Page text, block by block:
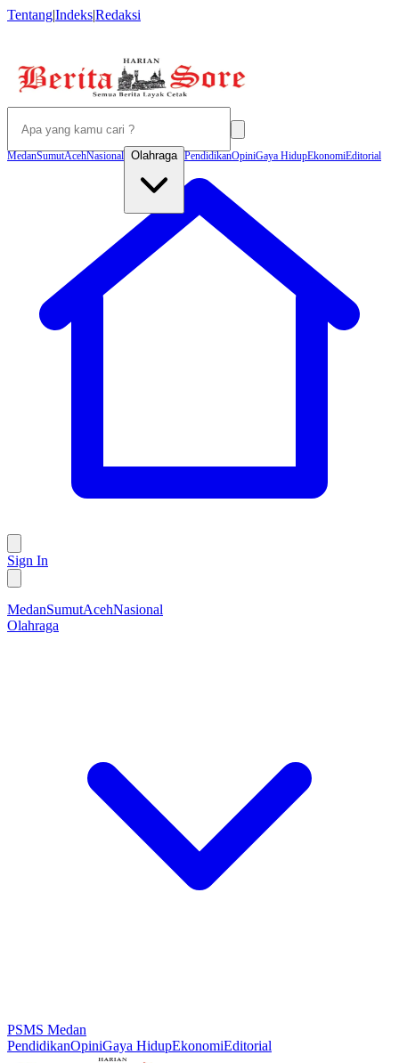
Tentang|Indeks|Redaksi
MedanSumutAcehNasional Olahraga PendidikanOpiniGaya HidupEkonomiEditorial
Sign In
MedanSumutAcehNasional
Olahraga
PSMS Medan
PendidikanOpiniGaya HidupEkonomiEditorial